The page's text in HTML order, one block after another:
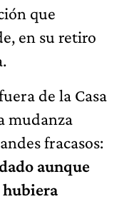
que
en su retiro
de la Casa
mudanza
fracasos:
aunque
hubiera